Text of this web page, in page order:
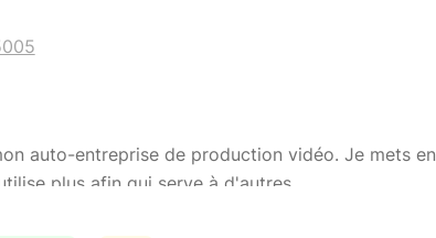
auto-entreprise de production vidéo. Je mets en
plus afin qui serve à d'autres.